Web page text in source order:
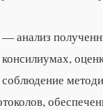
анализ